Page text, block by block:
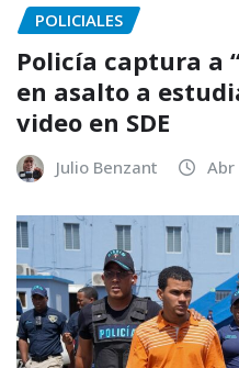
POLICIALES
Policía captura a
en asalto a
video en SDE
Julio Benzant Abr